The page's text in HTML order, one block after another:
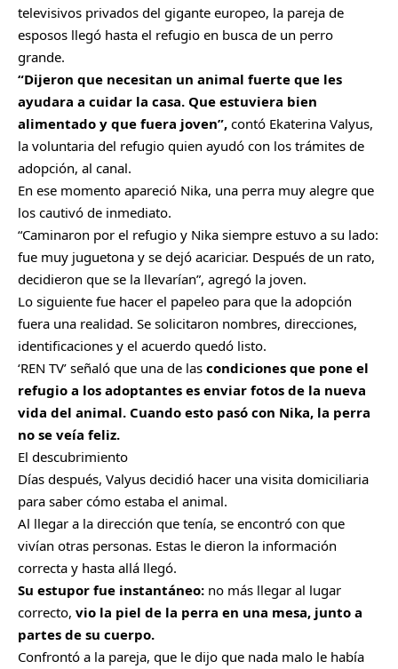
televisivos privados del gigante europeo, la pareja de
esposos llegó hasta el refugio en busca de un perro
grande.
“Dijeron que necesitan un animal fuerte que les
ayudara a cuidar la casa. Que estuviera bien
alimentado y que fuera joven”, contó Ekaterina Valyus,
la voluntaria del refugio quien ayudó con los trámites de
adopción, al canal.
En ese momento apareció Nika, una perra muy alegre que
los cautivó de inmediato.
“Caminaron por el refugio y Nika siempre estuvo a su lado:
fue muy juguetona y se dejó acariciar. Después de un rato,
decidieron que se la llevarían”, agregó la joven.
Lo siguiente fue hacer el papeleo para que la adopción
fuera una realidad. Se solicitaron nombres, direcciones,
identificaciones y el acuerdo quedó listo.
‘REN TV’ señaló que una de las condiciones que pone el
refugio a los adoptantes es enviar fotos de la nueva
vida del animal. Cuando esto pasó con Nika, la perra
no se veía feliz.
El descubrimiento
Días después, Valyus decidió hacer una visita domiciliaria
para saber cómo estaba el animal.
Al llegar a la dirección que tenía, se encontró con que
vivían otras personas. Estas le dieron la información
correcta y hasta allá llegó.
Su estupor fue instantáneo: no más llegar al lugar
correcto, vio la piel de la perra en una mesa, junto a
partes de su cuerpo.
Confrontó a la pareja, que le dijo que nada malo le había